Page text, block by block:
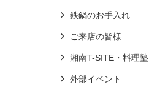
鉄鍋のお手入れ
ご来店の皆様
湘南T-SITE・料理塾
外部イベント